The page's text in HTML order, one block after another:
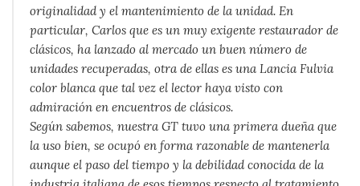
originalidad y el mantenimiento de la unidad. En
particular, Carlos que es un muy exigente restaurador de
clásicos, ha lanzado al mercado un buen número de
unidades recuperadas, otra de ellas es una Lancia Fulvia
color blanca que tal vez el lector haya visto con
admiración en encuentros de clásicos.
Según sabemos, nuestra GT tuvo una primera dueña que
la uso bien, se ocupó en forma razonable de mantenerla
aunque el paso del tiempo y la debilidad conocida de la